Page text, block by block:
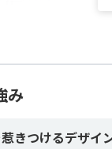
み
きつけるデザイ